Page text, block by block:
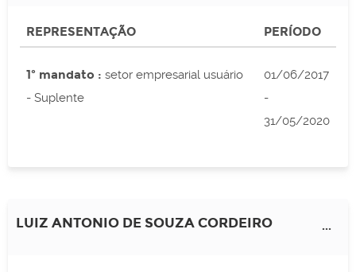
REPRESENTAÇÃO PERÍODO
1º mandato : setor empresarial usuário
- Suplente
01/06/2017
-
31/05/2020
LUIZ ANTONIO DE SOUZA CORDEIRO ...